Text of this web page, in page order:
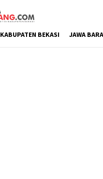
KABUPATEN BEKASI JAWA